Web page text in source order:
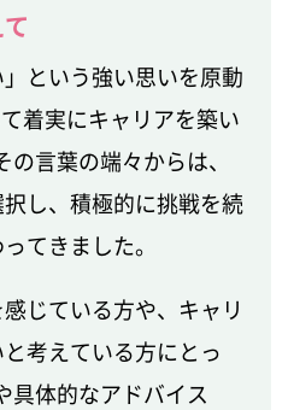
」という強い思いを原動
着実にキャリアを築い
言葉の端々からは、
し、積極的に挑戦を続
てきました。
じている方や、キャリ
考えている方にとっ
具体的なアドバイス